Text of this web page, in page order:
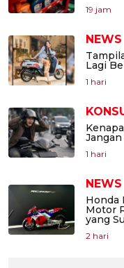
19 jam
NEWS
Lagi
1 hari
1 hari
NEWS
Honda
Motor
yang
2 hari